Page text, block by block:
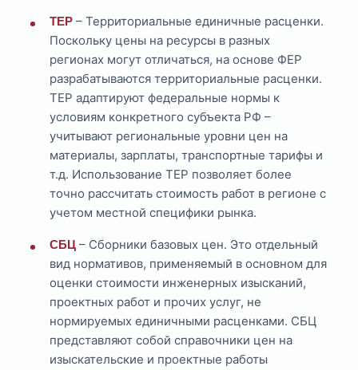
ТЕР – Территориальные единичные расценки.
Поскольку цены на ресурсы в разных
регионах могут отличаться, на основе ФЕР
разрабатываются территориальные расценки.
ТЕР адаптируют федеральные нормы к
условиям конкретного субъекта РФ –
учитывают региональные уровни цен на
материалы, зарплаты, транспортные тарифы и
т.д. Использование ТЕР позволяет более
точно рассчитать стоимость работ в регионе с
учетом местной специфики рынка.
СБЦ – Сборники базовых цен. Это отдельный
вид нормативов, применяемый в основном для
оценки стоимости инженерных изысканий,
проектных работ и прочих услуг, не
нормируемых единичными расценками. СБЦ
представляют собой справочники цен на
изыскательские и проектные работы